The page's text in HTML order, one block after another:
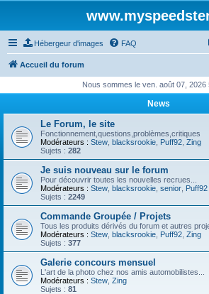
Hébergeur d'images FAQ
Accueil du forum
Nous sommes le ven. août 07, 2026
News
Le Forum, le site
Fonctionnement,questions,problèmes,critiques
Modérateurs : Stew blacksrookie Puff92 Zing
Sujets : 282
Je suis nouveau sur le forum
Pour découvrir toutes les nouvelles recrues...
Modérateurs : Stew blacksrookie senior Puff92
Sujets : 2249
Commande Groupée / Projets
Tous les produits dérivés du forum et autres
Modérateurs : Stew blacksrookie Puff92 Zing
Sujets : 377
Galerie concours mensuel
L'art de la photo chez nos amis automobilistes...
Modérateurs : Stew Zing
Sujets : 81